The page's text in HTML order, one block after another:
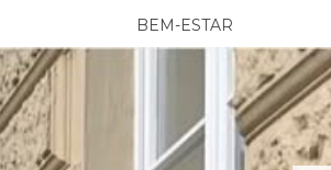
BEM-ESTAR